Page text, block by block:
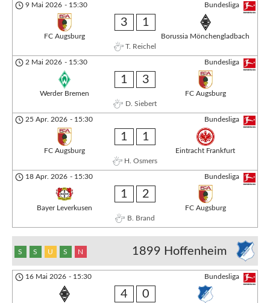
Bundesliga
9 Mai 2026 - 15:30
FC Augsburg
3 1
Borussia Mönchengladbach
T. Reichel
Bundesliga
2 Mai 2026 - 15:30
Werder Bremen
1 3
FC Augsburg
D. Siebert
Bundesliga
25 Apr. 2026 - 15:30
FC Augsburg
1 1
Eintracht Frankfurt
H. Osmers
Bundesliga
18 Apr. 2026 - 15:30
Bayer Leverkusen
1 2
FC Augsburg
B. Brand
1899 Hoffenheim
S S U S N
Bundesliga
16 Mai 2026 - 15:30
4 0